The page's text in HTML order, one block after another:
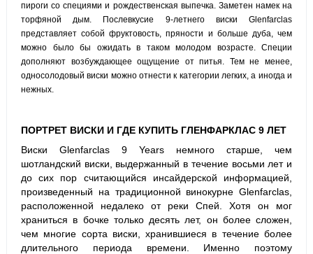
пироги со специями и рождественская выпечка. Заметен намек на
торфяной дым.
Послевкусие 9-летнего виски Glenfarclas
представляет собой фруктовость, пряности и больше дуба, чем
можно было бы ожидать в таком молодом возрасте.
Специи
дополняют возбуждающее ощущение от питья. Тем не менее,
односолодовый виски можно отнести к категории легких, а иногда и
нежных.
ПОРТРЕТ ВИСКИ И ГДЕ КУПИТЬ ГЛЕНФАРКЛАС 9 ЛЕТ
Виски Glenfarclas 9 Years немного старше, чем
шотландский виски, выдержанный в течение восьми лет и
до сих пор считающийся инсайдерской информацией,
произведенный на традиционной винокурне Glenfarclas,
расположенной недалеко от реки Спей.
Хотя он мог
храниться в бочке только десять лет, он более сложен,
чем многие сорта виски, хранившиеся в течение более
длительного периода времени.
Именно поэтому